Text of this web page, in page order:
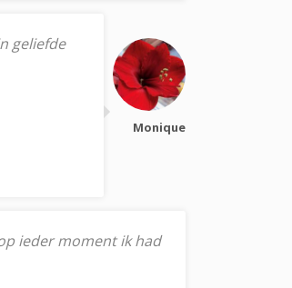
Monique
geliefde
ieder moment ik had